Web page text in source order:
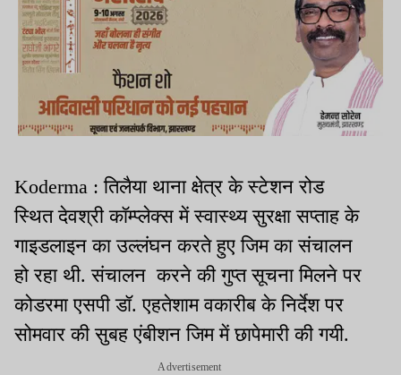
Koderma : तिलैया थाना क्षेत्र के स्टेशन रोड
स्थित देवश्री कॉम्प्लेक्स में स्वास्थ्य सुरक्षा सप्ताह के
गाइडलाइन का उल्लंघन करते हुए जिम का संचालन
हो रहा थी. संचालन करने की गुप्त सूचना मिलने पर
कोडरमा एसपी डॉ. एहतेशाम वकारीब के निर्देश पर
सोमवार की सुबह एंबीशन जिम में छापेमारी की गयी.
Advertisement